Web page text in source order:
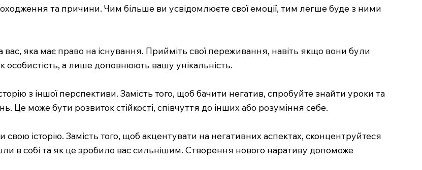
та причини. Чим більше ви усвідомлюєте свої емоції, тим легше буде з ними
яка має право на існування. Прийміть свої переживання, навіть якщо вони були
а лише доповнюють вашу унікальність.
з іншої перспективи. Замість того, щоб бачити негатив, спробуйте знайти уроки та
Це може бути розвиток стійкості, співчуття до інших або розуміння себе.
історію. Замість того, щоб акцентувати на негативних аспектах, сконцентруйтеся
в собі та як це зробило вас сильнішим. Створення нового наративу допоможе